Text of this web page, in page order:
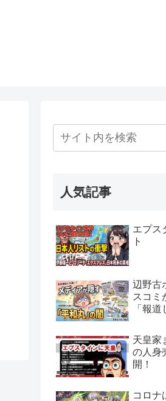
人気記事
エプス
ト
辺野古
スコミ
「報
天皇家
の人身
開！
コロナ